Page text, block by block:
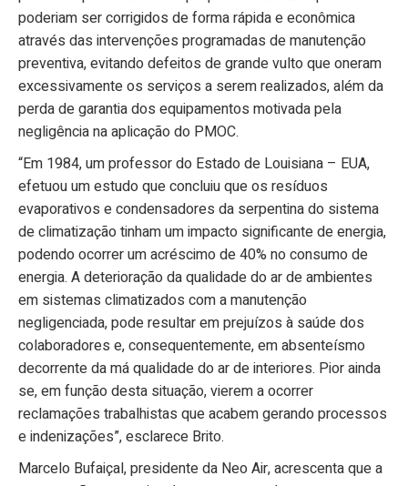
poderiam ser corrigidos de forma rápida e econômica
através das intervenções programadas de manutenção
preventiva, evitando defeitos de grande vulto que oneram
excessivamente os serviços a serem realizados, além da
perda de garantia dos equipamentos motivada pela
negligência na aplicação do PMOC.
“Em 1984, um professor do Estado de Louisiana – EUA,
efetuou um estudo que concluiu que os resíduos
evaporativos e condensadores da serpentina do sistema
de climatização tinham um impacto significante de energia,
podendo ocorrer um acréscimo de 40% no consumo de
energia. A deterioração da qualidade do ar de ambientes
em sistemas climatizados com a manutenção
negligenciada, pode resultar em prejuízos à saúde dos
colaboradores e, consequentemente, em absenteísmo
decorrente da má qualidade do ar de interiores. Pior ainda
se, em função desta situação, vierem a ocorrer
reclamações trabalhistas que acabem gerando processos
e indenizações”, esclarece Brito.
Marcelo Bufaiçal, presidente da Neo Air, acrescenta que a